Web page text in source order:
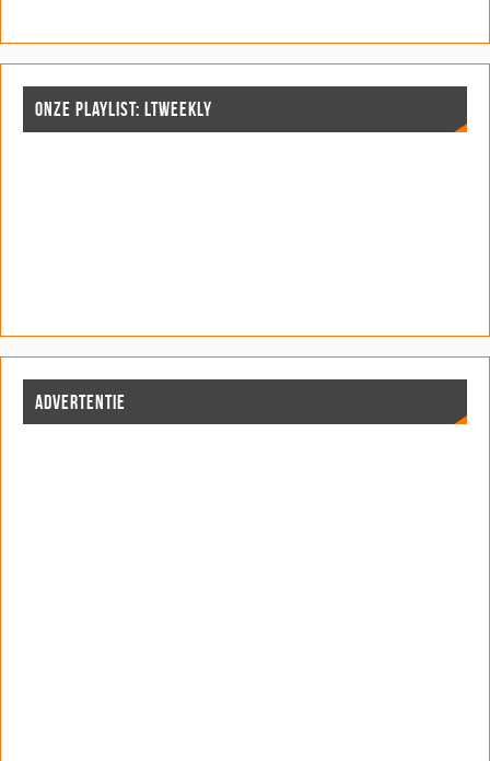
ONZE PLAYLIST: LTWEEKLY
ADVERTENTIE